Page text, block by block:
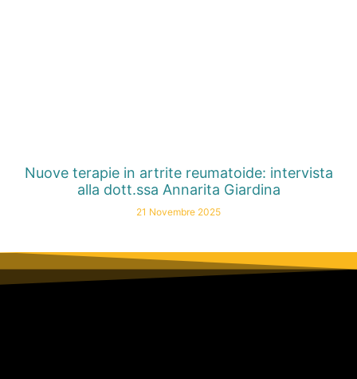
Nuove terapie in artrite reumatoide: intervista
alla dott.ssa Annarita Giardina
21 Novembre 2025